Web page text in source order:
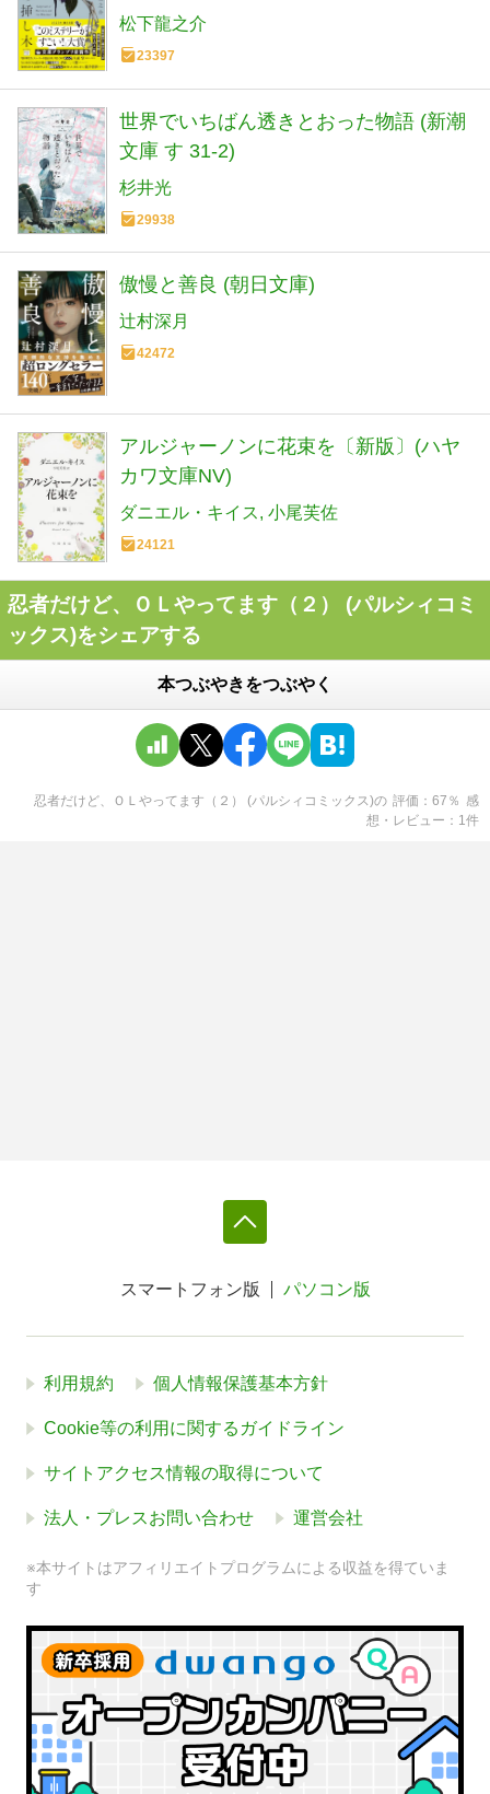
松下龍之介
23397
世界でいちばん透きとおった物語 (新潮
文庫 す 31-2)
杉井光
29938
傲慢と善良 (朝日文庫)
辻村深月
42472
アルジャーノンに花束を〔新版〕(ハヤ
カワ文庫NV)
ダニエル・キイス 小尾芙佐
24121
忍者だけど、ＯＬやってます（２） (パルシィコミ
ックス)をシェアする
本つぶやきをつぶやく
忍者だけど、ＯＬやってます（２） (パルシィコミックス)の 評価 67 ％ 感
想・レビュー
1件
スマートフォン版 パソコン版
利用規約 個人情報保護基本方針
Cookie等の利用に関するガイドライン
サイトアクセス情報の取得について
法人・プレスお問い合わせ 運営会社
※本サイトはアフィリエイトプログラムによる収益を得ていま
す